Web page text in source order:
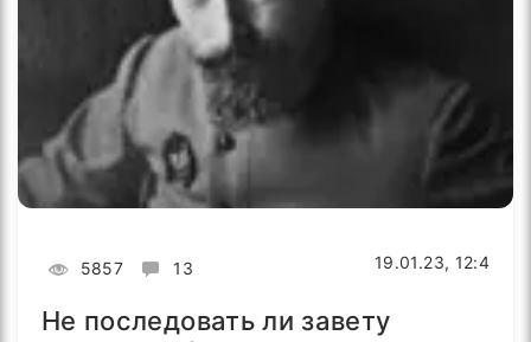
5857 13 19.01.23, 12:4
Не последовать ли завету